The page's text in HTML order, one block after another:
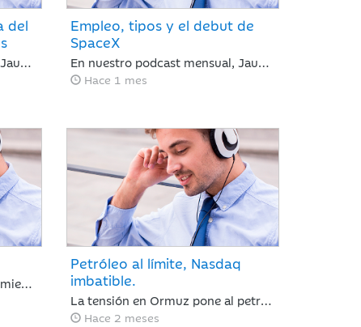
del
En nuestro podcast semanal, Jaume Saenz de Santamaría, analiza la inminente firma de un acuerdo entre Estados Unidos e Irán. El acuerdo reduce el riesgo geopolítico y mejora el tono de mercado, con la reapertura del estrecho de Ormúz como principal catalizador, una caída del brent hasta 82 dólares y un comportamiento positivo de la renta variable, especialmente en Nasdaq. En este contexto, la atención del inversor se desplaza desde Oriente Medio hacia la política monetaria, con el BCE ejecutando una subida de 25 puntos básicos y el foco puesto ahora en el calendario de próximos movimientos tanto en Europa como en Estados Unidos.
Empleo, tipos y el debut de
SpaceX
En nuestro podcast mensual, Jaume Saenz de Santamaría, analiza una semana en la que ell fuerte dato de empleo en EE. UU. ha frenado el optimismo del Nasdaq con caídas del 5% ante el temor a nuevas subidas de tipos por la inflación, justo antes del debut de SpaceX. Esta volatilidad contrasta con la estabilidad del crudo y la rotación hacia el consumo básico, mientras los inversores asumen un escenario de endurecimiento monetario.
Hace 1 mes
Jaume Sáenz de Santamaría, miembro de nuestro Departamento de Análisis, examina en profundidad una semana compleja para los inversores. Tras un mes de marcada euforia, los mercados afrontan ahora una fase de ligeras caídas y repunte de la volatilidad, un escenario condicionado por la ausencia de avances comerciales significativos entre EE. UU. y China, la firme postura de Pekín respecto a Taiwán y la preocupante prolongación del conflicto en Oriente Medio, factores que obligan a evaluar con cautela las dinámicas macroeconómicas globales.
Petróleo al límite, Nasdaq
imbatible.
La tensión en Ormuz pone al petróleo en cuenta atrás mientras las reservas estratégicas se agotan y el acuerdo con Irán se resiste. Jaime Sáenz de Santamaría, del Departamento de Análisis, analiza una semana marcada por el pulso energético y la resiliencia de unas bolsas impulsadas por los resultados tecnológicos.
Hace 2 meses